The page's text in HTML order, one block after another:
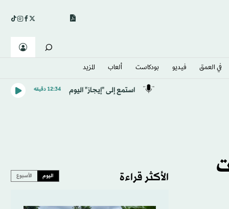
في العمق فيديو بودكاست ألعاب المزيد
استمع إلى "إيجاز" اليوم 12:34 دقيقه
الأكثر قراءة اليوم الأسبوع